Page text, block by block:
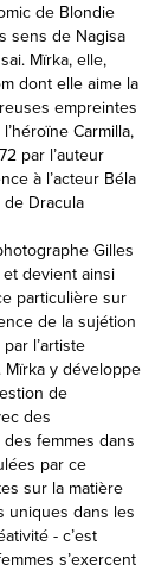
de Blondie
sens de Nagisa
Mïrka, elle,
dont elle aime la
empreintes
Carmilla,
par l’auteur
à l’acteur Béla
Dracula
Gilles
devient ainsi
particulière sur
de la sujétion
l’artiste
y développe
de
des
femmes dans
par ce
sur la matière
uniques dans les
- c’est
s’exercent